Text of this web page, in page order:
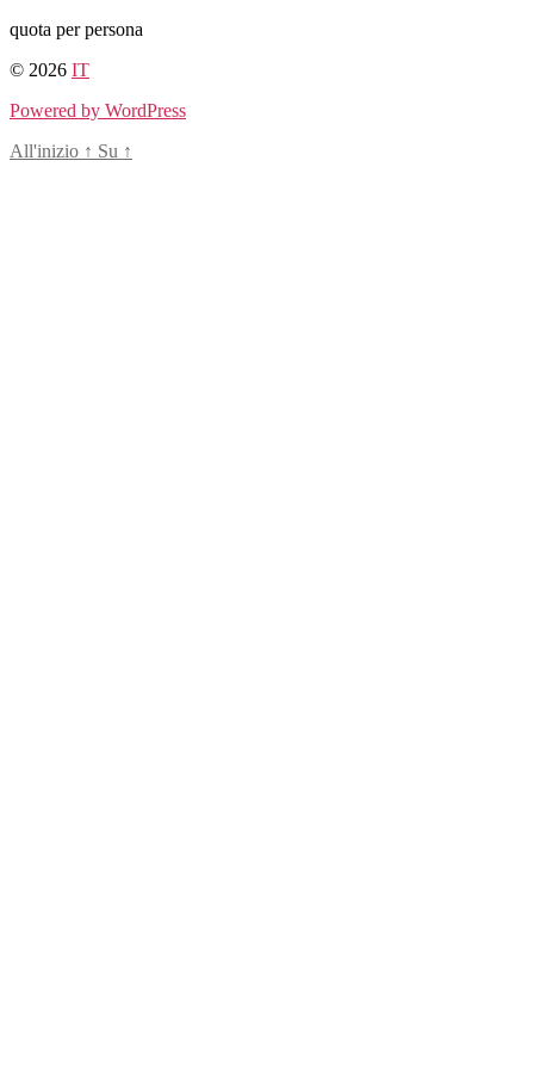
Salta
contenuto
quota per persona
© 2026 IT
Powered by WordPress
All'inizio ↑ Su ↑